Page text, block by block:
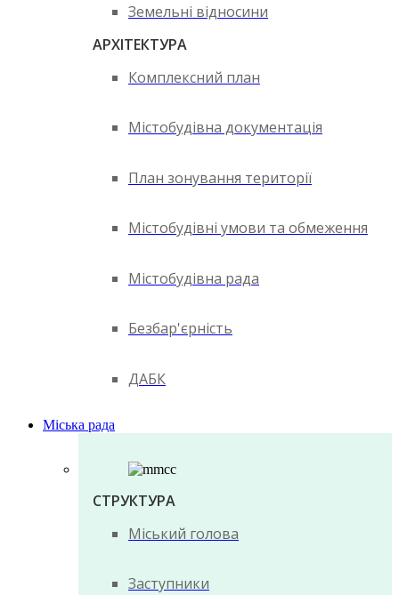
Земельні відносини
АРХІТЕКТУРА
Комплексний план
Містобудівна документація
План зонування території
Містобудівні умови та обмеження
Містобудівна рада
Безбар'єрність
ДАБК
Міська рада
СТРУКТУРА
Міський голова
Заступники